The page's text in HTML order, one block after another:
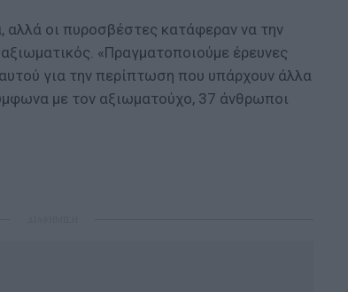
οι πυροσβέστες κατάφεραν να την
«Πραγματοποιούμε έρευνες
για την περίπτωση που υπάρχουν άλλα
με τον αξιωματούχο, 37 άνθρωποι